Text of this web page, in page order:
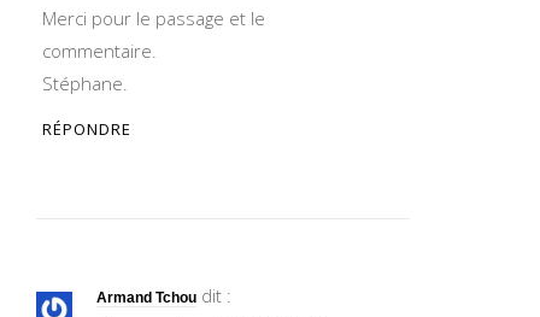
Merci pour le passage et le
commentaire.
Stéphane.
RÉPONDRE
Armand Tchou dit :